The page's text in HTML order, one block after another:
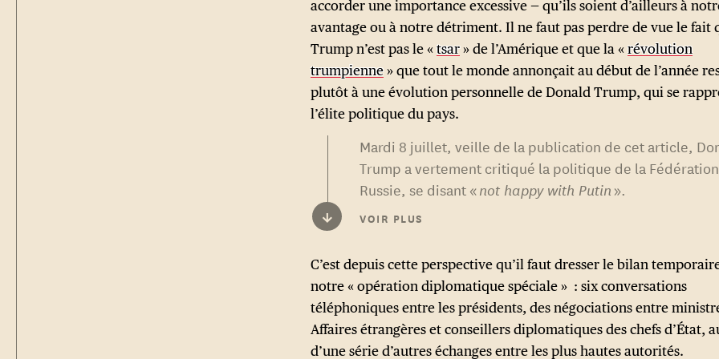
accorder une importance excessive — qu’ils soient d’ailleurs à
avantage ou à notre détriment. Il ne faut pas perdre de vue le fait
Trump n’est pas le «tsar» de l’Amérique et que la «révolution
trumpienne» que tout le monde annonçait au début de l’année
plutôt à une évolution personnelle de Donald Trump, qui se
l’élite politique du pays.
Mardi 8 juillet, veille de la publication de cet article,
Trump a vertement critiqué la politique de la
Russie, se disant «not happy with Putin».
Il est toutefois encore trop tôt pour annoncer un véritable
l’Ukraine : Trump n’a pas non plus, semble-t-il,
s’engager plus activement du côté de la résistance
ou de revoir sa position sur Zelensky, qu’il considère
comme le principal obstacle à la paix — contrairement à
Poutine, qui reste, pour le président des États-Unis, le
↓ VOIR PLUS
C’est depuis cette perspective qu’il faut dresser le bilan
notre « opération diplomatique spéciale » : six conversations
téléphoniques entre les présidents, des négociations entre
Affaires étrangères et conseillers diplomatiques des chefs d’État,
d’une série d’autres échanges entre les plus hautes autorités.